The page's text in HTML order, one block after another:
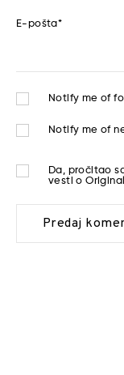
E-pošta*
Notify me of
Notify me of
Da, pročitao
vesti o